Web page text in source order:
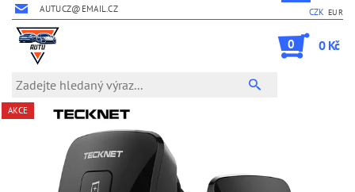
AUTUCZ@EMAIL.CZ CZK EUR
0 0 Kč
AKCE